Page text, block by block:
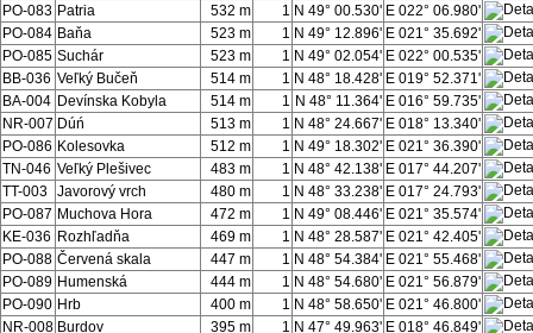
PO-083 Patria 532 m 1 N 49° 00.530' E 022° 06.980'
PO-084 Baňa 523 m 1 N 49° 12.896' E 021° 35.692'
PO-085 Suchár 523 m 1 N 49° 02.054' E 022° 00.535'
BB-036 Veľký Bučeň 514 m 1 N 48° 18.428' E 019° 52.371'
BA-004 Devínska Kobyla 514 m 1 N 48° 11.364' E 016° 59.735'
NR-007 Dúń 513 m 1 N 48° 24.667' E 018° 13.340'
PO-086 Kolesovka 512 m 1 N 49° 18.302' E 021° 36.390'
TN-046 Veľký Plešivec 483 m 1 N 48° 42.138' E 017° 44.207'
TT-003 Javorový vrch 480 m 1 N 48° 33.238' E 017° 24.793'
PO-087 Muchova Hora 472 m 1 N 49° 08.446' E 021° 35.574'
KE-036 Rozhľadňa 469 m 1 N 48° 28.587' E 021° 42.405'
PO-088 Červená skala 447 m 1 N 48° 54.384' E 021° 55.468'
PO-089 Humenská 444 m 1 N 48° 54.680' E 021° 56.879'
PO-090 Hrb 400 m 1 N 48° 58.650' E 021° 46.800'
NR-008 Burdov 395 m 1 N 47° 49.963' E 018° 46.849'